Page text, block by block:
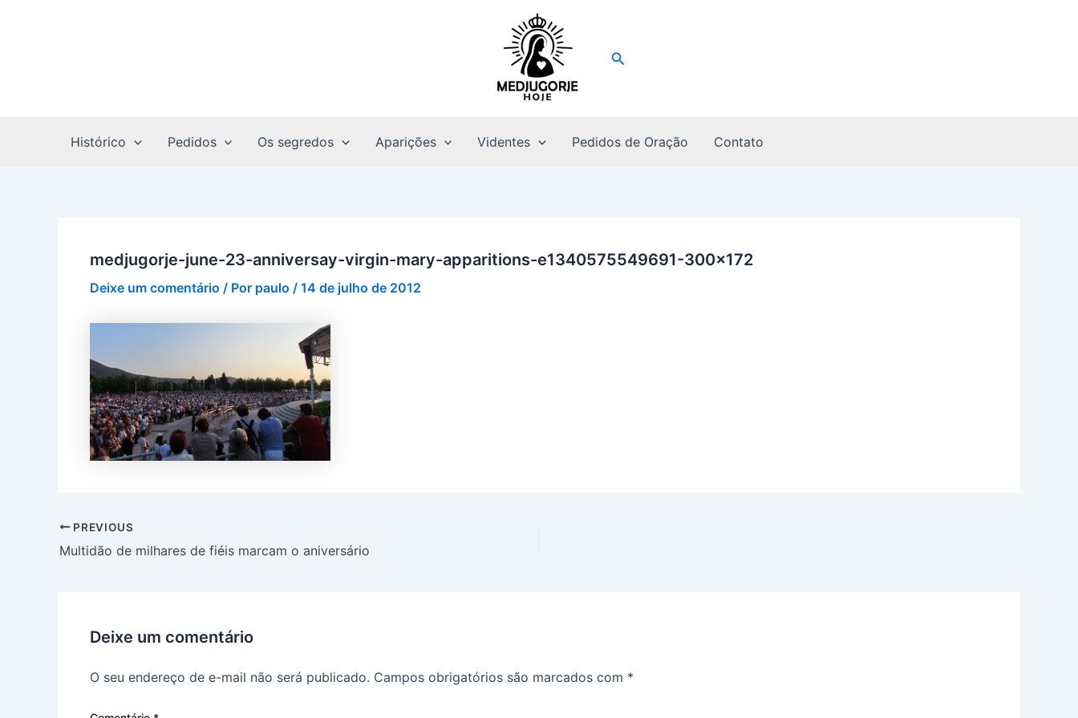
Pesquisar
Histórico Pedidos Os segredos Aparições Videntes Pedidos de Oração Contato
medjugorje-june-23-anniversay-virgin-mary-apparitions-e1340575549691-300×172
Deixe um comentário / Por paulo / 14 de julho de 2012
PREVIOUS
Multidão de milhares de fiéis marcam o aniversário
Deixe um comentário
O seu endereço de e-mail não será publicado. Campos obrigatórios são marcados com *